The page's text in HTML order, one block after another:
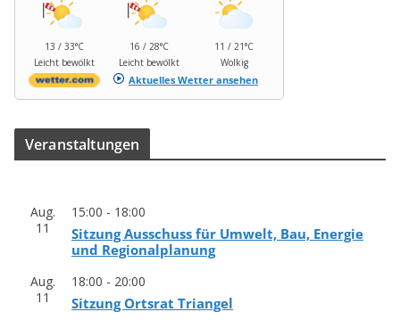
13 / 33°C
Leicht bewölkt
16 / 28°C
Leicht bewölkt
11 / 21°C
Wolkig
Aktuelles Wetter ansehen
Ver­an­stal­tun­gen
Aug.
11
15:00 - 18:00
Sit­zung Aus­schuss für Umwelt, Bau, Ener­gie
und Regionalplanung
Aug.
11
18:00 - 20:00
Sit­zung Orts­rat Triangel